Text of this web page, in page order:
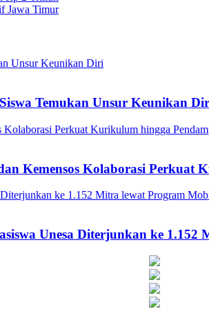
Jawa Timur
Temukan Unsur Keunikan
Kemensos Kolaborasi Perkuat
Unesa Diterjunkan ke